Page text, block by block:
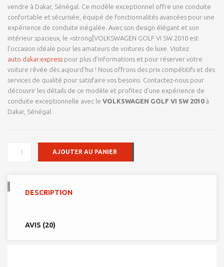
vendre à Dakar, Sénégal. Ce modèle exceptionnel offre une conduite
confortable et sécurisée, équipé de fonctionnalités avancées pour une
expérience de conduite inégalée. Avec son design élégant et son
intérieur spacieux, le <strong[VOLKSWAGEN GOLF VI SW 2010 est
l’occasion idéale pour les amateurs de voitures de luxe. Visitez
auto.dakar.express pour plus d’informations et pour réserver votre
voiture rêvée dès aujourd’hui ! Nous offrons des prix compétitifs et des
services de qualité pour satisfaire vos besoins. Contactez-nous pour
découvrir les détails de ce modèle et profitez d’une expérience de
conduite exceptionnelle avec le VOLKSWAGEN GOLF VI SW 2010à
Dakar, Sénégal.
QUANTITÉ
AJOUTER AU PANIER
DESCRIPTION
AVIS (20)